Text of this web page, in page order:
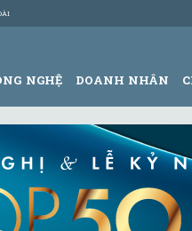
NGHỆ DOANH NHÂN